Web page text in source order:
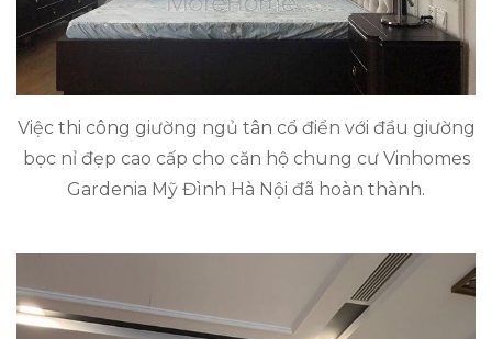
Việc thi công giường ngủ tân cổ điển với đầu giường
bọc nỉ đẹp cao cấp cho căn hộ chung cư Vinhomes
Gardenia Mỹ Đình Hà Nội đã hoàn thành.